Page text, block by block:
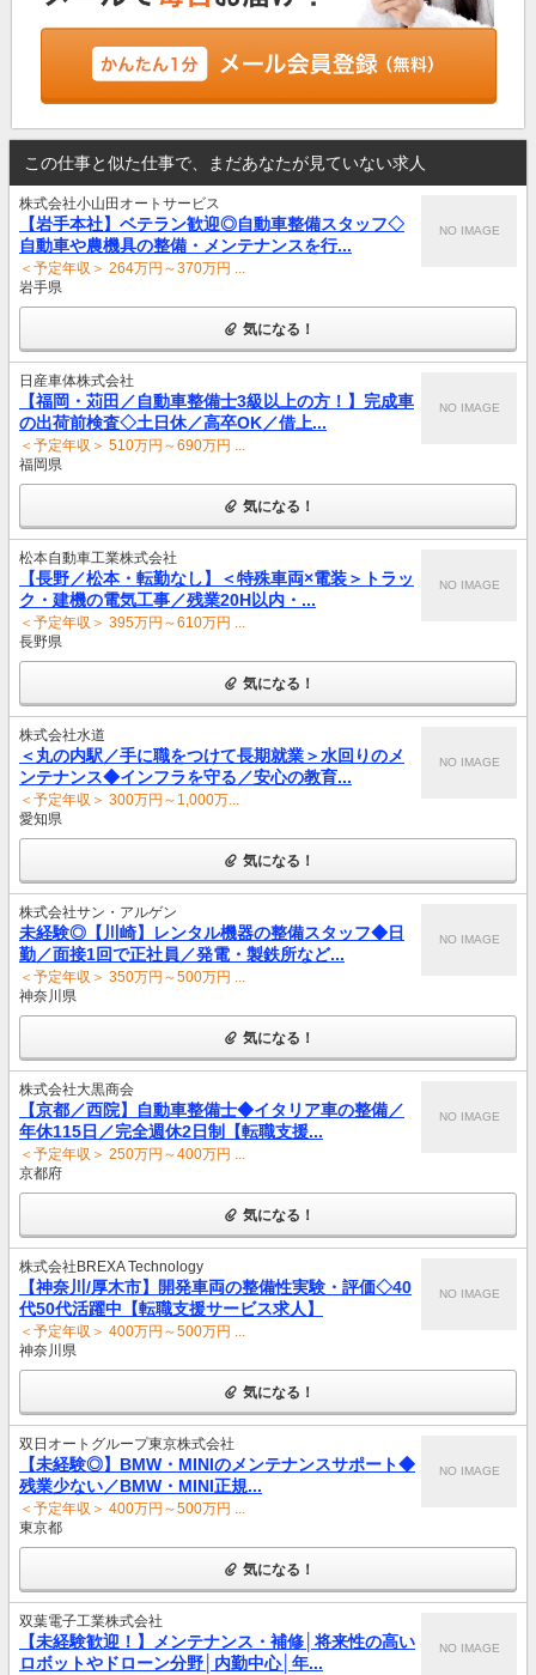
この仕事と似た仕事で、まだあなたが見ていない求人
株式会社小山田オートサービス
【岩手本社】ベテラン歓迎◎自動車整備スタッフ◇
自動車や農機具の整備・メンテナンスを行...
＜予定年収＞ 264万円～370万円 ...
岩手県
NO IMAGE
気になる！
日産車体株式会社
【福岡・苅田／自動車整備士3級以上の方！】完成車
の出荷前検査◇土日休／高卒OK／借上...
＜予定年収＞ 510万円～690万円 ...
福岡県
NO IMAGE
気になる！
松本自動車工業株式会社
【長野／松本・転勤なし】＜特殊車両×電装＞トラッ
ク・建機の電気工事／残業20H以内・...
＜予定年収＞ 395万円～610万円 ...
長野県
NO IMAGE
気になる！
株式会社水道
＜丸の内駅／手に職をつけて長期就業＞水回りのメ
ンテナンス◆インフラを守る／安心の教育...
＜予定年収＞ 300万円～1,000万...
愛知県
NO IMAGE
気になる！
株式会社サン・アルゲン
未経験◎【川崎】レンタル機器の整備スタッフ◆日
勤／面接1回で正社員／発電・製鉄所など...
＜予定年収＞ 350万円～500万円 ...
神奈川県
NO IMAGE
気になる！
株式会社大黒商会
【京都／西院】自動車整備士◆イタリア車の整備／
年休115日／完全週休2日制【転職支援...
＜予定年収＞ 250万円～400万円 ...
京都府
NO IMAGE
気になる！
株式会社BREXA Technology
【神奈川/厚木市】開発車両の整備性実験・評価◇40
代50代活躍中【転職支援サービス求人】
＜予定年収＞ 400万円～500万円 ...
神奈川県
NO IMAGE
気になる！
双日オートグループ東京株式会社
【未経験◎】BMW・MINIのメンテナンスサポート◆
残業少ない／BMW・MINI正規...
＜予定年収＞ 400万円～500万円 ...
東京都
NO IMAGE
気になる！
双葉電子工業株式会社
【未経験歓迎！】メンテナンス・補修│将来性の高い
ロボットやドローン分野│内勤中心│年...
NO IMAGE